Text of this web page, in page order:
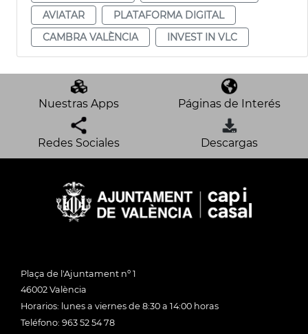
AVIATAR
PLATAFORMA DIGITAL
CAMBRA VALÈNCIA
INVEST IN VLC
Nuestras Apps Páginas de Interés
Redes Sociales Descargas
Plaça de l'Ajuntament nº 1
46002 València
Horarios: lunes a viernes de 8:30 a 14:00 horas
Teléfono: 963 52 54 78